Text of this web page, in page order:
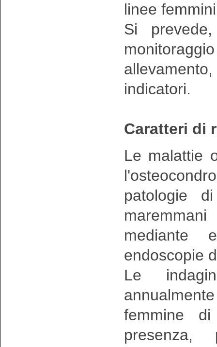
linee
Si
indicatori.
Caratteri di
Le malattie
patologie
mediante
endoscopie
Le
femmine
presenza,